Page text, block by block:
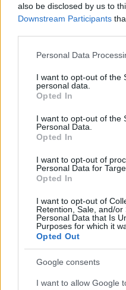
also be disclosed by us to
Downstream Participants
Please note that this
not limited to your visit or
grant or deny consent to
use your data for below
consent section.
Personal Data
I want to opt-out of the
personal data.
Opted In
I want to opt-out of the
Personal Data.
Opted In
I want to opt-out of
Personal Data for
Opted In
I want to opt-out of
Retention, Sale, and/or
Personal Data that Is
Purposes for which it
Opted Out
Google consents
I want to allow Google
Pozostały
Zobacz, co zyskują
Często sprawdzane
Pomarańcza czy pomarańcz?
Niezakupowe kłopoty z
O (nie)odmienności i
Ciekawostki
viola da gamba— Gamba na
pierś— Erotyki erudytów
gimnazjum— Co w